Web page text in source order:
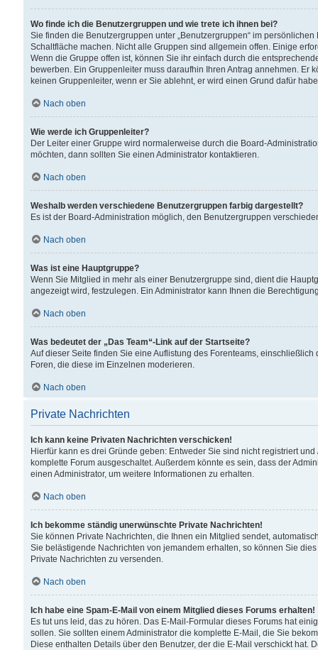
Wo finde ich die Benutzergruppen und wie trete ich ihnen bei?
Sie finden die Benutzergruppen unter „Benutzergruppen“ im
Schaltfläche machen. Nicht alle Gruppen sind allgemein offen. Einige
Wenn die Gruppe offen ist, können Sie ihr einfach durch die
bewerben. Ein Gruppenleiter muss daraufhin Ihren Antrag annehmen.
keinen Gruppenleiter, wenn er Sie ablehnt, er wird einen Grund dafür
Nach oben
Wie werde ich Gruppenleiter?
Der Leiter einer Gruppe wird normalerweise durch die Board-
möchten, dann sollten Sie einen Administrator kontaktieren.
Nach oben
Weshalb werden verschiedene Benutzergruppen farbig dargestellt?
Es ist der Board-Administration möglich, den Benutzergruppen
Nach oben
Was ist eine Hauptgruppe?
Wenn Sie Mitglied in mehr als einer Benutzergruppe sind, dient die
angezeigt wird, festzulegen. Ein Administrator kann Ihnen die
Nach oben
Was bedeutet der „Das Team“-Link auf der Startseite?
Auf dieser Seite finden Sie eine Auflistung des Forenteams,
Foren, die diese im Einzelnen moderieren.
Nach oben
Private Nachrichten
Ich kann keine Privaten Nachrichten verschicken!
Hierfür kann es drei Gründe geben: Entweder Sie sind nicht registriert
komplette Forum ausgeschaltet. Außerdem könnte es sein, dass der
einen Administrator, um weitere Informationen zu erhalten.
Nach oben
Ich bekomme ständig unerwünschte Private Nachrichten!
Sie können Private Nachrichten, die Ihnen ein Mitglied sendet,
Sie belästigende Nachrichten von jemandem erhalten, so können Sie
Private Nachrichten zu versenden.
Nach oben
Ich habe eine Spam-E-Mail von einem Mitglied dieses Forums erhalten!
Es tut uns leid, das zu hören. Das E-Mail-Formular dieses Forums hat
sollen. Sie sollten einem Administrator die komplette E-Mail, die Sie
Diese enthalten Details über den Benutzer, der die E-Mail verschickt hat.